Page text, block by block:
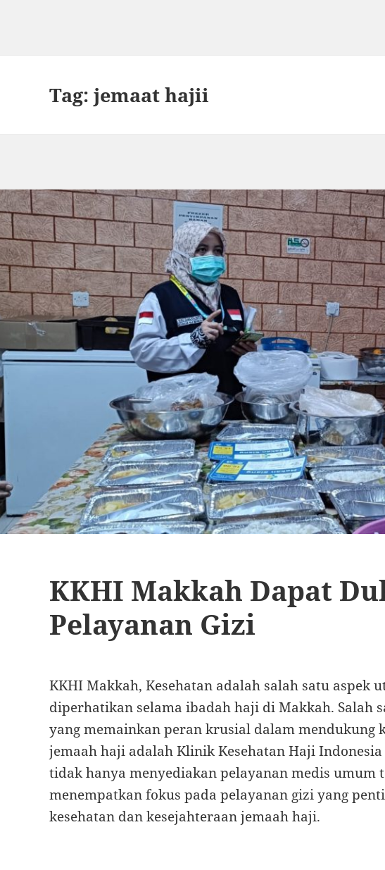
Tag:jemaat hajii
KKHI Makkah Dapat
Pelayanan Gizi
KKHI Makkah, Kesehatan adalah salah satu aspek
diperhatikan selama ibadah haji di Makkah. Salah
yang memainkan peran krusial dalam mendukung
jemaah haji adalah Klinik Kesehatan Haji
tidak hanya menyediakan pelayanan medis umum
menempatkan fokus pada pelayanan gizi yang
kesehatan dan kesejahteraan jemaah haji.